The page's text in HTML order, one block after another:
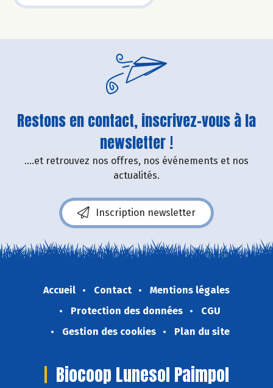
Restons en contact, inscrivez-vous à la
newsletter !
....et retrouvez nos offres, nos événements et nos
actualités.
Inscription newsletter
Accueil Contact
Mentions légales
Protection des données
CGU
Gestion des cookies
Plan du site
Biocoop Lunesol Paimpol